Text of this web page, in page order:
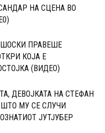
НА СЦЕНА ВО
ПРАВЕШЕ
КОЈА Е
(ВИДЕО)
ДЕВОЈКАТА НА СТЕФАН
МУ СЕ СЛУЧИ
ЈУТЈУБЕР